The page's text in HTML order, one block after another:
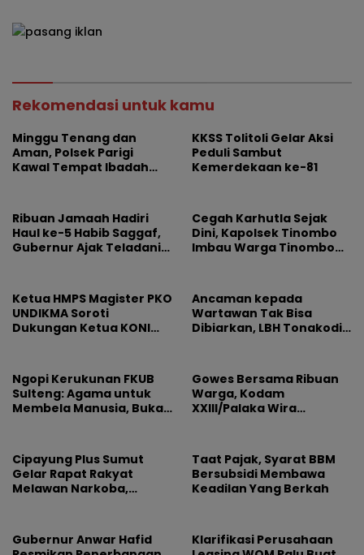
Rekomendasi untuk kamu
Minggu Tenang dan
Aman, Polsek Parigi
Kawal Tempat Ibadah
KKSS Tolitoli Gelar Aksi
Peduli Sambut
Kemerdekaan ke-81
Ribuan Jamaah Hadiri
Haul ke-5 Habib Saggaf,
Gubernur Ajak Teladani
Cegah Karhutla Sejak
Dini, Kapolsek Tinombo
Imbau Warga Tinombo
Ketua HMPS Magister PKO
UNDIKMA Soroti
Dukungan Ketua KONI
Olahraga Arena
Kepentingan Sesaat
Ancaman kepada
Wartawan Tak Bisa
Dibiarkan, LBH Tonakodi
Ngopi Kerukunan FKUB
Sulteng: Agama untuk
Membela Manusia, Bukan
Gowes Bersama Ribuan
Warga, Kodam
XXIII/Palaka Wira
Cipayung Plus Sumut
Gelar Rapat Rakyat
Melawan Narkoba,
Taat Pajak, Syarat BBM
Bersubsidi Membawa
Keadilan Yang Berkah
Gubernur Anwar Hafid
Klarifikasi Perusahaan